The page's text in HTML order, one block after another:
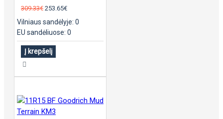
309.33€ 253.65€
Vilniaus sandėlyje: 0
EU sandėliuose: 0
Į krepšelį